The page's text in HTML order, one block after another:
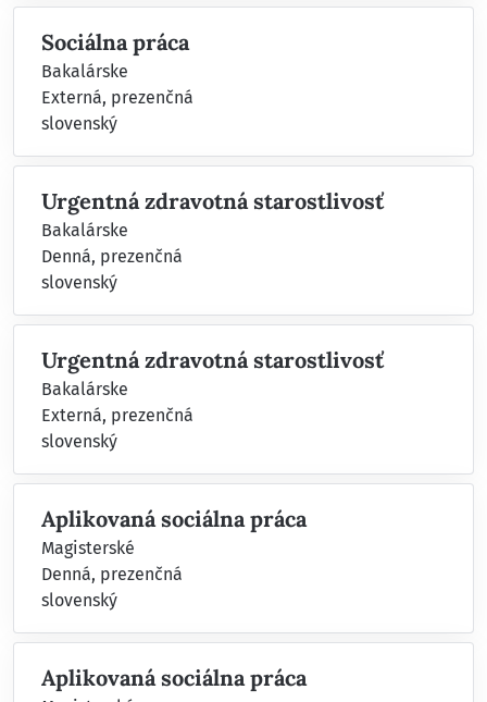
Sociálna práca
Bakalárske
Externá, prezenčná
slovenský
Urgentná zdravotná starostlivosť
Bakalárske
Denná, prezenčná
slovenský
Urgentná zdravotná starostlivosť
Bakalárske
Externá, prezenčná
slovenský
Aplikovaná sociálna práca
Magisterské
Denná, prezenčná
slovenský
Aplikovaná sociálna práca